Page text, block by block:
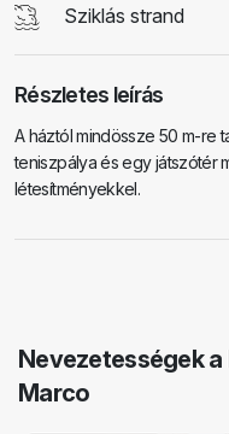
Sziklás strand
Részletes leírás
A háztól mindössze 50 m-re
teniszpálya és egy játszótér
létesítményekkel.
Nevezetességek
Marco